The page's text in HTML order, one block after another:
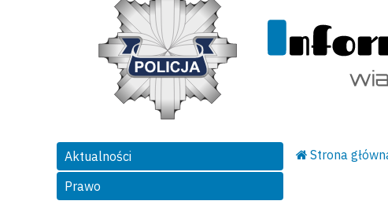
Aktualności
Prawo
Strona